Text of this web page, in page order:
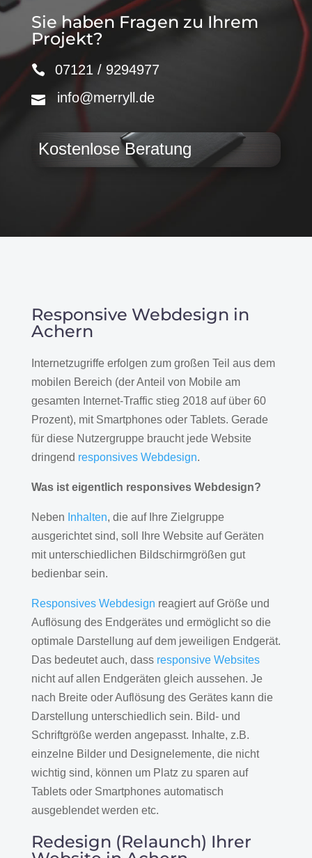
Sie haben Fragen zu Ihrem
Projekt?
07121 / 9294977
info@merryll.de
Kostenlose Beratung
Responsive Webdesign in
Achern
Internetzugriffe erfolgen zum großen Teil aus dem
mobilen Bereich (der Anteil von Mobile am
gesamten Internet-Traffic stieg 2018 auf über 60
Prozent), mit Smartphones oder Tablets. Gerade
für diese Nutzergruppe braucht jede Website
dringend responsives Webdesign.
Was ist eigentlich responsives Webdesign?
Neben Inhalten, die auf Ihre Zielgruppe
ausgerichtet sind, soll Ihre Website auf Geräten
mit unterschiedlichen Bildschirmgrößen gut
bedienbar sein.
Responsives Webdesign reagiert auf Größe und
Auflösung des Endgerätes und ermöglicht so die
optimale Darstellung auf dem jeweiligen Endgerät.
Das bedeutet auch, dass responsive Websites
nicht auf allen Endgeräten gleich aussehen. Je
nach Breite oder Auflösung des Gerätes kann die
Darstellung unterschiedlich sein. Bild- und
Schriftgröße werden angepasst. Inhalte, z.B.
einzelne Bilder und Designelemente, die nicht
wichtig sind, können um Platz zu sparen auf
Tablets oder Smartphones automatisch
ausgeblendet werden etc.
Redesign (Relaunch) Ihrer